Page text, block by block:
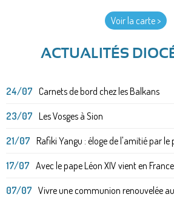
Voir la carte >
ACTUALITÉS
24/07 Carnets de bord chez les Balkans
23/07 Les Vosges à Sion
21/07 Rafiki Yangu : éloge de l'amitié par le
17/07 Avec le pape Léon XIV vient en
07/07 Vivre une communion renouvelée au